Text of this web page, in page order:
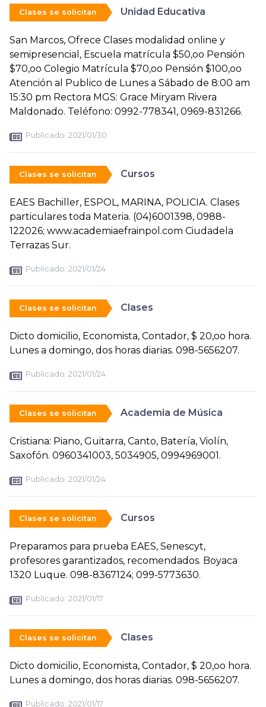
Clases se solicitan Unidad Educativa
San Marcos, Ofrece Clases modalidad online y
semipresencial, Escuela matrícula $50,oo Pensión
$70,oo Colegio Matrícula $70,oo Pensión $100,oo
Atención al Publico de Lunes a Sábado de 8:00 am
15:30 pm Rectora MGS: Grace Miryam Rivera
Maldonado. Teléfono: 0992-778341, 0969-831266.
Publicado: 2021/01/30
Clases se solicitan Cursos
EAES Bachiller, ESPOL, MARINA, POLICIA. Clases
particulares toda Materia. (04)6001398, 0988-
122026; www.academiaefrainpol.com Ciudadela
Terrazas Sur.
Publicado: 2021/01/24
Clases se solicitan Clases
Dicto domicilio, Economista, Contador, $ 20,oo hora.
Lunes a domingo, dos horas diarias. 098-5656207.
Publicado: 2021/01/24
Clases se solicitan Academia de Música
Cristiana: Piano, Guitarra, Canto, Batería, Violín,
Saxofón. 0960341003, 5034905, 0994969001.
Publicado: 2021/01/24
Clases se solicitan Cursos
Preparamos para prueba EAES, Senescyt,
profesores garantizados, recomendados. Boyaca
1320 Luque. 098-8367124; 099-5773630.
Publicado: 2021/01/17
Clases se solicitan Clases
Dicto domicilio, Economista, Contador, $ 20,oo hora.
Lunes a domingo, dos horas diarias. 098-5656207.
Publicado: 2021/01/17